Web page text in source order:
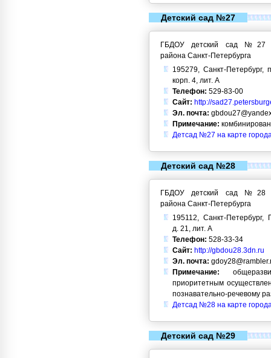
Детский сад №27
ГБДОУ детский сад №27
района Санкт-Петербурга
195279, Санкт-Петербург,
корп. 4, лит. А
Телефон: 529-83-00
Сайт: http://
Эл. почта:
Примечание:
Детсад №27 на карте
Детский сад №28
ГБДОУ детский сад №28
района Санкт-Петербурга
195112, Санкт-Петербург,
д. 21, лит. А
Телефон: 528-33-34
Сайт: http://gbdou28.3dn.ru
Эл. почта:
Примечание:
приоритетным
познавательно-речевому
Детсад №28 на карте
Детский сад №29